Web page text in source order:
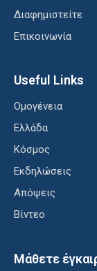
Διαφημιστείτε
Επικοινωνία
Useful Links
Ομογένεια
Ελλάδα
Κόσμος
Εκδηλώσεις
Απόψεις
Βίντεο
Μάθετε